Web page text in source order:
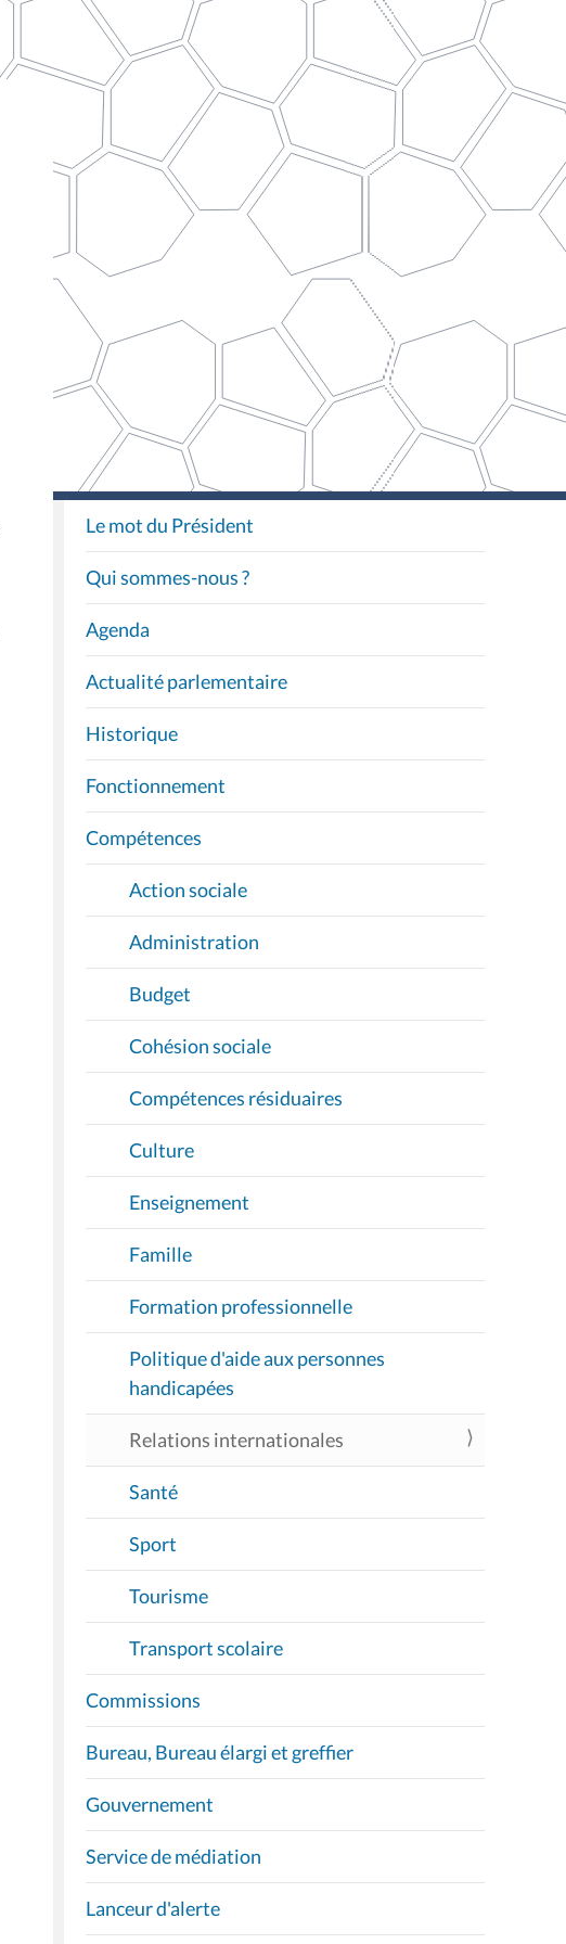
N
A
V
I
G
A
T
I
O
N
Le mot du Président
Qui sommes-nous ?
Agenda
Actualité parlementaire
Historique
Fonctionnement
Compétences
Action sociale
Administration
Budget
Cohésion sociale
Compétences résiduaires
Culture
Enseignement
Famille
Formation professionnelle
Politique d'aide aux personnes
handicapées
Relations internationales
Santé
Sport
Tourisme
Transport scolaire
Commissions
Bureau, Bureau élargi et greffier
Gouvernement
Service de médiation
Lanceur d'alerte